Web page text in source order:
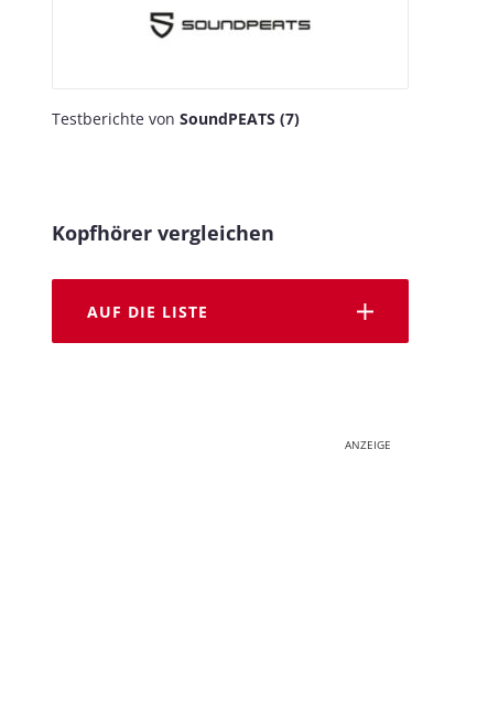
Testberichte von SoundPEATS (7)
Kopfhörer vergleichen
AUF DIE LISTE
ANZEIGE